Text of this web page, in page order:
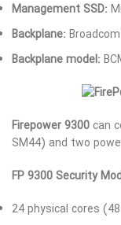
Management SSD:
Backplane:
Backplane model:
Firepower 9300can
SM44) and two
FP 9300 Security
24 physical cores